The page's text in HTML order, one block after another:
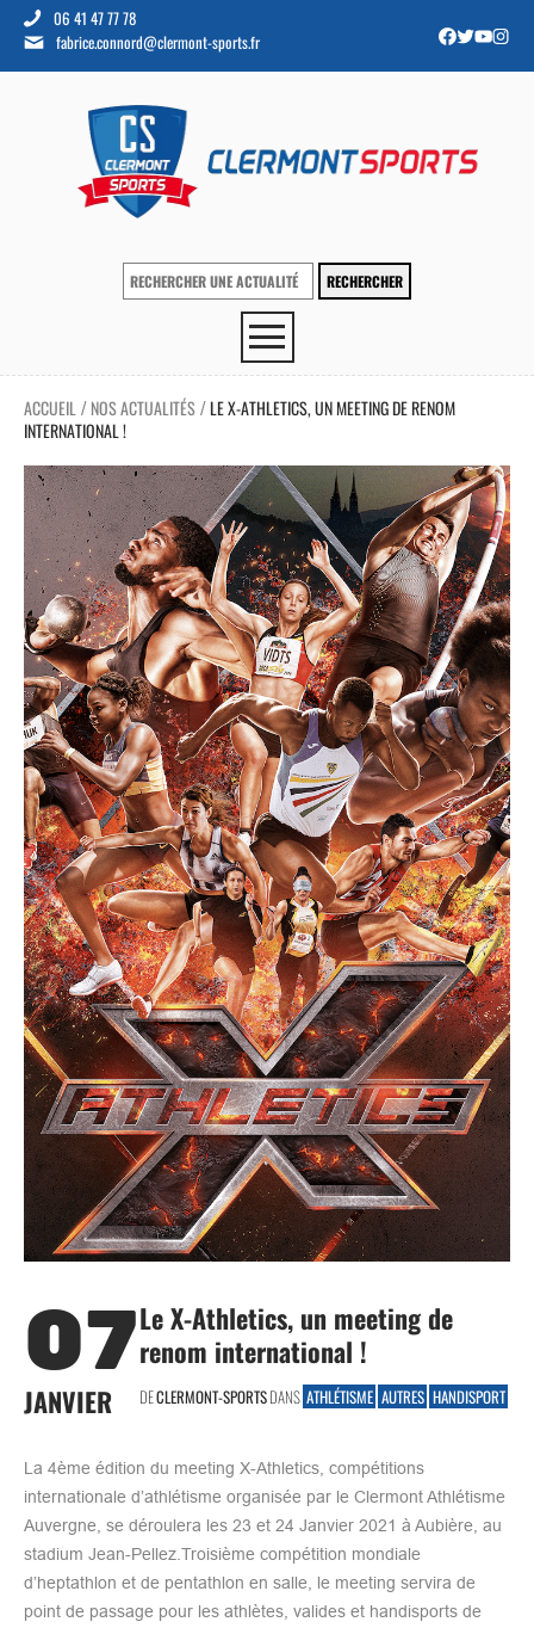
06 41 47 77 78
fabrice.connord@clermont-sports.fr
ACCUEIL / NOS ACTUALITÉS /LE X-ATHLETICS, UN MEETING DE RENOM
INTERNATIONAL !
07
JANVIER
Le X-Athletics, un meeting de
renom international !
DECLERMONT-SPORTSDANS ATHLÉTISME AUTRES HANDISPORT
La 4ème édition du meeting X-Athletics, compétitions
internationale d’athlétisme organisée par le Clermont Athlétisme
Auvergne, se déroulera les 23 et 24 Janvier 2021 à Aubière, au
stadium Jean-Pellez.Troisième compétition mondiale
d’heptathlon et de pentathlon en salle, le meeting servira de
point de passage pour les athlètes, valides et handisports de